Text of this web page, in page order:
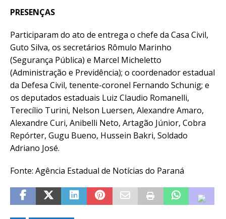
PRESENÇAS
Participaram do ato de entrega o chefe da Casa Civil,
Guto Silva, os secretários Rômulo Marinho
(Segurança Pública) e Marcel Micheletto
(Administração e Previdência); o coordenador estadual
da Defesa Civil, tenente-coronel Fernando Schunig; e
os deputados estaduais Luiz Claudio Romanelli,
Terecílio Turini, Nelson Luersen, Alexandre Amaro,
Alexandre Curi, Anibelli Neto, Artagão Júnior, Cobra
Repórter, Gugu Bueno, Hussein Bakri, Soldado
Adriano José.
Fonte: Agência Estadual de Notícias do Paraná